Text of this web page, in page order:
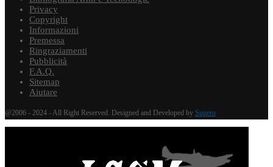
Privacy
Copyright
Informazioni
Premessa
Ringraziamenti
Pubblicità
F.A.Q.
Sitemap
Aiutare
@2006 - 2024 - All Right Reserved. Designed and Developed by Supero